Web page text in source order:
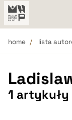
home lista
1 artykuły